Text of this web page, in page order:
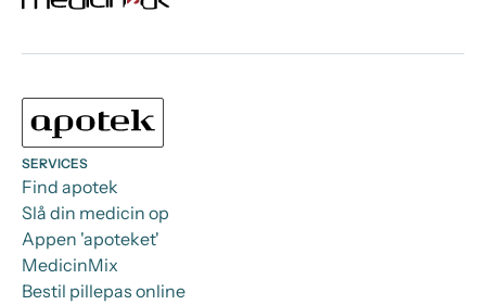
SERVICES
Find apotek
Slå din medicin op
Appen 'apoteket'
MedicinMix
Bestil pillepas online